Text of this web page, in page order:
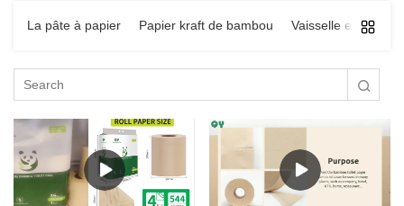
La pâte à papier Papier kraft de bambou Vaisselle en pâte à